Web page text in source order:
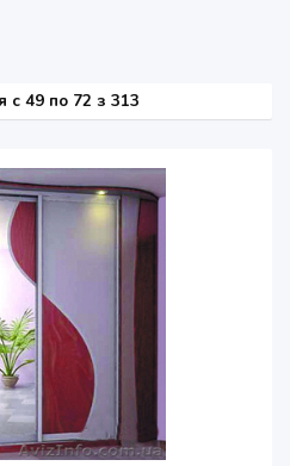
c 49 по 72 з 313